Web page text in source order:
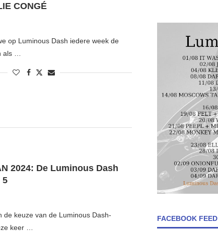
CONGÉ
op Luminous Dash iedere week de
als …
2024: De Luminous Dash
5
de keuze van de Luminous Dash-
keer …
FACEBOOK FEED